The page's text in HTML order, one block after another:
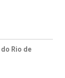
Rio de